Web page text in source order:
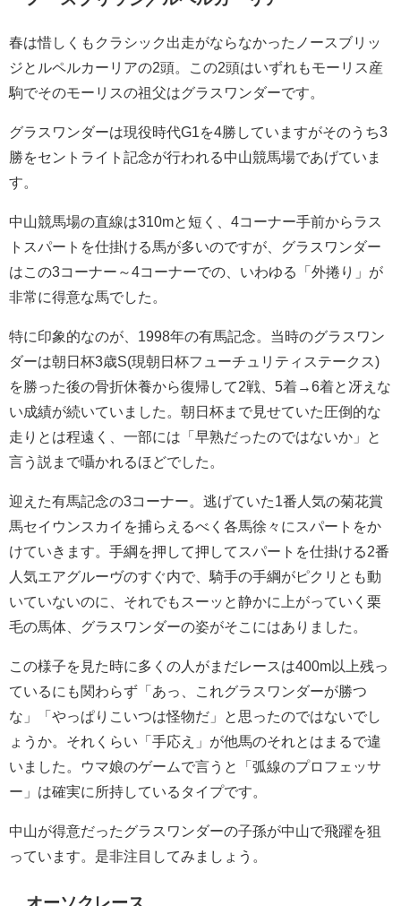
春は惜しくもクラシック出走がならなかったノースブリッ
ジとルペルカーリアの2頭。この2頭はいずれもモーリス産
駒でそのモーリスの祖父はグラスワンダーです。
グラスワンダーは現役時代G1を4勝していますがそのうち3
勝をセントライト記念が行われる中山競馬場であげていま
す。
中山競馬場の直線は310mと短く、4コーナー手前からラス
トスパートを仕掛ける馬が多いのですが、グラスワンダー
はこの3コーナー～4コーナーでの、いわゆる「外捲り」が
非常に得意な馬でした。
特に印象的なのが、1998年の有馬記念。当時のグラスワン
ダーは朝日杯3歳S(現朝日杯フューチュリティステークス)
を勝った後の骨折休養から復帰して2戦、5着→6着と冴えな
い成績が続いていました。朝日杯まで見せていた圧倒的な
走りとは程遠く、一部には「早熟だったのではないか」と
言う説まで囁かれるほどでした。
迎えた有馬記念の3コーナー。逃げていた1番人気の菊花賞
馬セイウンスカイを捕らえるべく各馬徐々にスパートをか
けていきます。手綱を押して押してスパートを仕掛ける2番
人気エアグルーヴのすぐ内で、騎手の手綱がピクリとも動
いていないのに、それでもスーッと静かに上がっていく栗
毛の馬体、グラスワンダーの姿がそこにはありました。
この様子を見た時に多くの人がまだレースは400m以上残っ
ているにも関わらず「あっ、これグラスワンダーが勝つ
な」「やっぱりこいつは怪物だ」と思ったのではないでし
ょうか。それくらい「手応え」が他馬のそれとはまるで違
いました。ウマ娘のゲームで言うと「弧線のプロフェッサ
ー」は確実に所持しているタイプです。
中山が得意だったグラスワンダーの子孫が中山で飛躍を狙
っています。是非注目してみましょう。